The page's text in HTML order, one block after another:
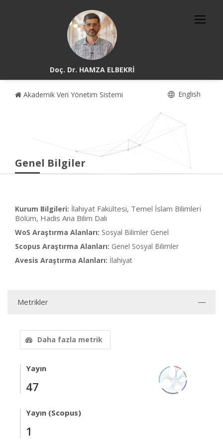
Doç. Dr. HAMZA ELBEKRİ
Akademik Veri Yönetim Sistemi English
Genel Bilgiler
Kurum Bilgileri: İlahiyat Fakültesi, Temel İslam Bilimleri
Bölüm, Hadis Ana Bilim Dalı
WoS Araştırma Alanları: Sosyal Bilimler Genel
Scopus Araştırma Alanları: Genel Sosyal Bilimler
Avesis Araştırma Alanları: İlahiyat
Metrikler
Daha fazla metrik
Yayın
47
Yayın (Scopus)
1